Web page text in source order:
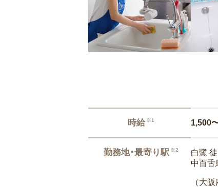
時給 ※1 1,500
勤務地･最寄り駅 ※2
白鷺
中百舌
（大